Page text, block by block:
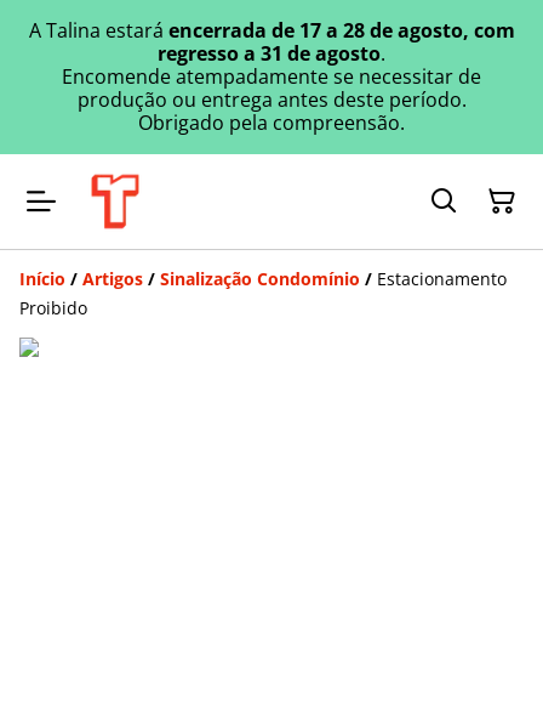
A Talina estará encerrada de 17 a 28 de agosto, com
regresso a 31 de agosto.
Encomende atempadamente se necessitar de
produção ou entrega antes deste período.
Obrigado pela compreensão.
Início / Artigos / Sinalização Condomínio / Estacionamento
Proibido